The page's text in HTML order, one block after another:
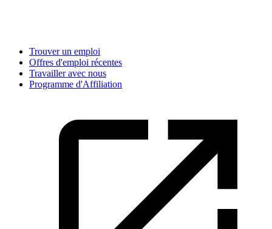
Trouver un emploi
Offres d'emploi récentes
Travailler avec nous
Programme d'Affiliation